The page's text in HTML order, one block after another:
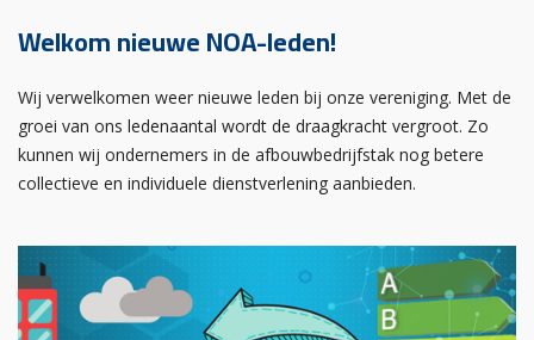
Welkom nieuwe NOA-leden!
Wij verwelkomen weer nieuwe leden bij onze vereniging. Met de
groei van ons ledenaantal wordt de draagkracht vergroot. Zo
kunnen wij ondernemers in de afbouwbedrijfstak nog betere
collectieve en individuele dienstverlening aanbieden.